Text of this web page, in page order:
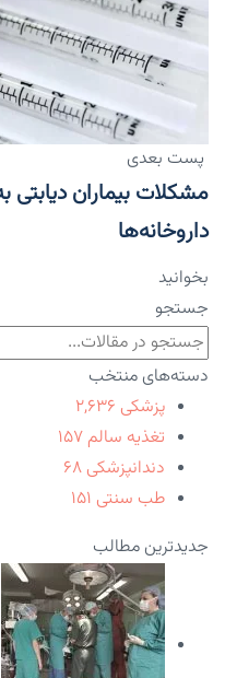
پست بعدی
مشکلات بیماران دیابتی
داروخانه‌ها
بخوانید
جستجو
دسته‌های منتخب
پزشکی ۲,۶۳۶
تغذیه سالم ۱۵۷
دندانپزشکی ۶۸
طب سنتی ۱۵۱
جدیدترین مطالب